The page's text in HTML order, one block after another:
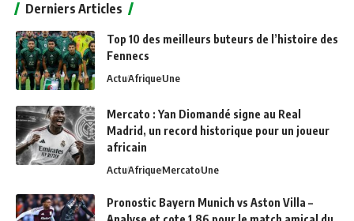
Derniers Articles
Top 10 des meilleurs buteurs de l’histoire des
Fennecs
ActuAfriqueUne
Mercato : Yan Diomandé signe au Real
Madrid, un record historique pour un joueur
africain
ActuAfriqueMercatoUne
Pronostic Bayern Munich vs Aston Villa –